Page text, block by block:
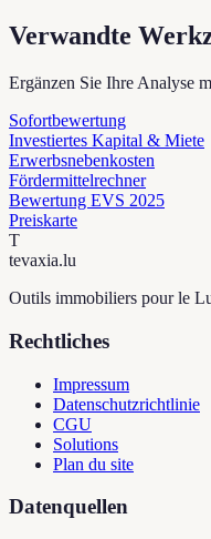
Verwandte
Ergänzen Sie Ihre Analyse
Sofortbewertung
Investiertes Kapital & Miete
Erwerbsnebenkosten
Fördermittelrechner
Bewertung EVS 2025
Preiskarte
T
tevaxia.lu
Outils immobiliers pour le
Rechtliches
Impressum
Datenschutzrichtlinie
CGU
Solutions
Plan du site
Datenquellen